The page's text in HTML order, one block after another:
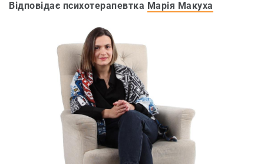
Відповідає психотерапевтка Марія Макуха